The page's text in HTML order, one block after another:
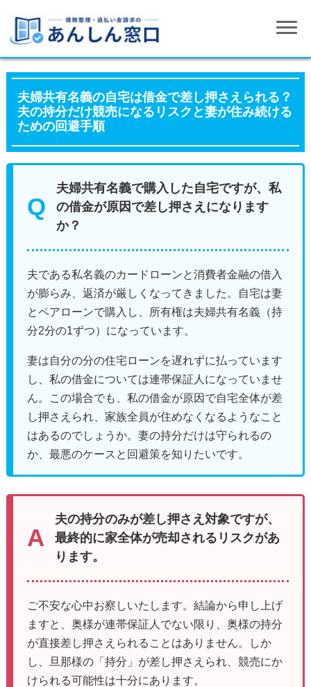
夫婦共有名義の自宅は借金で差し押さえられる？
夫の持分だけ競売になるリスクと妻が住み続ける
ための回避手順
夫婦共有名義で購入した自宅ですが、私
の借金が原因で差し押さえになります
か？
夫である私名義のカードローンと消費者金融の借入
が膨らみ、返済が厳しくなってきました。自宅は妻
とペアローンで購入し、所有権は夫婦共有名義（持
分2分の1ずつ）になっています。
妻は自分の分の住宅ローンを遅れずに払っています
し、私の借金については連帯保証人になっていませ
ん。この場合でも、私の借金が原因で自宅全体が差
し押さえられ、家族全員が住めなくなるようなこと
はあるのでしょうか。妻の持分だけは守られるの
か、最悪のケースと回避策を知りたいです。
夫の持分のみが差し押さえ対象ですが、
最終的に家全体が売却されるリスクがあ
ります。
ご不安な心中お察しいたします。結論から申し上げ
ますと、奥様が連帯保証人でない限り、奥様の持分
が直接差し押さえられることはありません。しか
し、旦那様の「持分」が差し押さえられ、競売にか
けられる可能性は十分にあります。